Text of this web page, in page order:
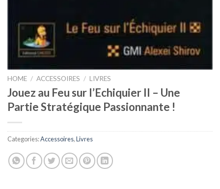
HOME / ACCESSOIRES / LIVRES
Jouez au Feu sur l’Echiquier II – Une
Partie Stratégique Passionnante !
Categories:Accessoires,Livres